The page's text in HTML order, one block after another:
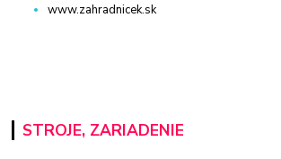
www.zahradnicek.sk
STROJE, ZARIADENIE